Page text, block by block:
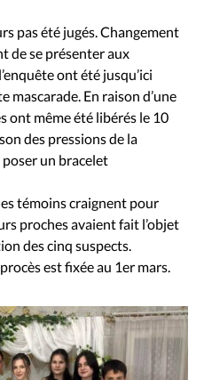
pas été jugés. Changement
de se présenter aux
ont été jusqu’ici
En raison d’une
ont même été libérés le 10
des pressions de la
un bracelet
témoins craignent pour
proches avaient fait l’objet
des cinq suspects.
est fixée au 1er mars.